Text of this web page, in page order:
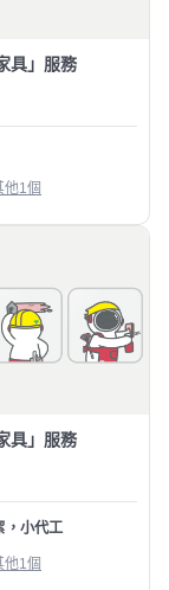
具」服務
他1個
具」服務
，小代工
他1個